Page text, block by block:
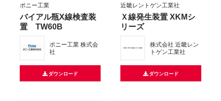
ポニー工業
バイアル瓶X線検査装
置 TW60B
ポニー工業 株式会
社
ダウンロード
近畿レントゲン工業社
Ｘ線発生装置 XKMシ
リーズ
株式会社 近畿レン
トゲン工業社
ダウンロード